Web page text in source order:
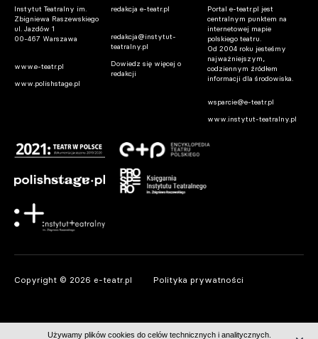
Instytut Teatralny im.
Zbigniewa Raszewskiego
ul. Jazdów 1
00-467 Warszawa
www.e-teatr.pl
www.polishstage.pl
redakcja e-teatr.pl
redakcja@instytut-
teatralny.pl
Dowiedz się więcej o
redakcji
Portal e-teatr.pl jest
centralnym punktem na
internetowej mapie
polskiego teatru.
Od 2004 roku jesteśmy
najważniejszym,
codziennym źródłem
informacji dla środowiska.
wsparcie@e-teatr.pl
www.instytut-teatralny.pl
Copyright © 2026 e-teatr.pl Polityka prywatności
Używamy plików cookies do celów technicznych i analitycznych.